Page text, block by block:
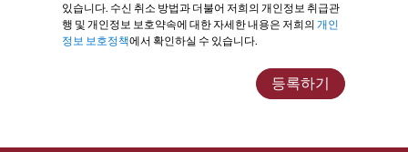
있습니다. 수신 취소 방법과 더불어 저희의 개인정보 취급관
행 및 개인정보 보호약속에 대한 자세한 내용은 저희의 개인
정보 보호정책에서 확인하실 수 있습니다.
등록하기